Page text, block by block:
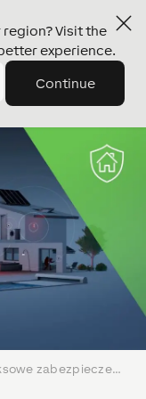
Visit the
experience.
Continue
Kompleksowe zabezpieczenie obiektu z automatyką LOXONE i Solid Security